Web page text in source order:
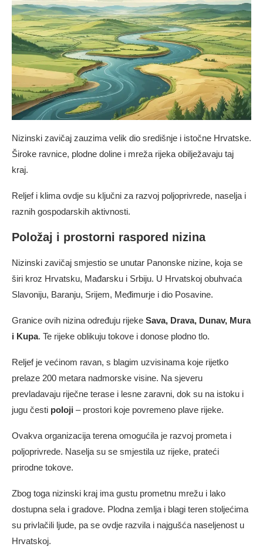
Nizinski zavičaj zauzima velik dio središnje i istočne Hrvatske.
Široke ravnice, plodne doline i mreža rijeka obilježavaju taj
kraj.
Reljef i klima ovdje su ključni za razvoj poljoprivrede, naselja i
raznih gospodarskih aktivnosti.
Položaj i prostorni raspored nizina
Nizinski zavičaj smjestio se unutar Panonske nizine, koja se
širi kroz Hrvatsku, Mađarsku i Srbiju. U Hrvatskoj obuhvaća
Slavoniju, Baranju, Srijem, Međimurje i dio Posavine.
Granice ovih nizina određuju rijeke Sava, Drava, Dunav, Mura
i Kupa. Te rijeke oblikuju tokove i donose plodno tlo.
Reljef je većinom ravan, s blagim uzvisinama koje rijetko
prelaze 200 metara nadmorske visine. Na sjeveru
prevladavaju riječne terase i lesne zaravni, dok su na istoku i
jugu česti poloji – prostori koje povremeno plave rijeke.
Ovakva organizacija terena omogućila je razvoj prometa i
poljoprivrede. Naselja su se smjestila uz rijeke, prateći
prirodne tokove.
Zbog toga nizinski kraj ima gustu prometnu mrežu i lako
dostupna sela i gradove. Plodna zemlja i blagi teren stoljećima
su privlačili ljude, pa se ovdje razvila i najgušća naseljenost u
Hrvatskoj.